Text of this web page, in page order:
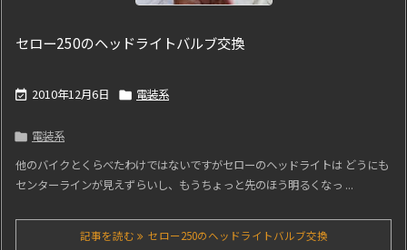
セロー250のヘッドライトバルブ交換
 2010年12月6日  電装系
 電装系
他のバイクとくらべたわけではないですがセローのヘッドライトは どうにも
センターラインが見えずらいし、もうちょっと先のほう明るくなっ ...
記事を読む セロー250のヘッドライトバルブ交換